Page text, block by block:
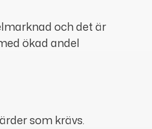
och det är
ökad andel
som krävs.